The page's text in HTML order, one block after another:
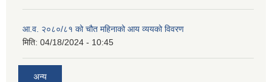
आ.व. २०८०/८१ को चौत महिनाको आय व्ययको विवरण
मिति: 04/18/2024 - 10:45
अन्य